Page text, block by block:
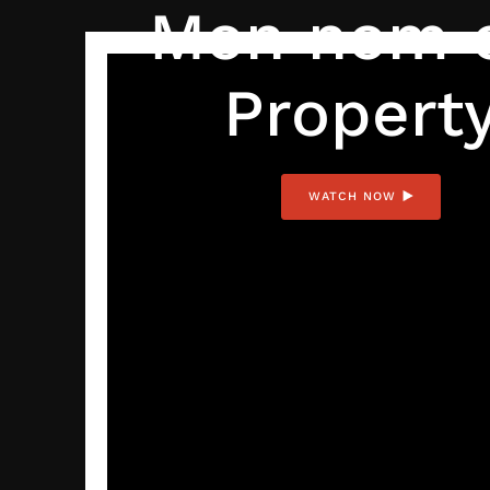
Mon nom
WATCH NOW